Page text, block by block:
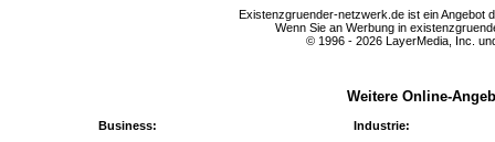
Existenzgruender-netzwerk.de ist ein Angebot
Wenn Sie an Werbung in
© 1996 - 2026 LayerMedia, Inc.
Weitere Online-
Business:
Industrie: